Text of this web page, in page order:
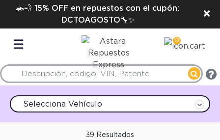
🚗💨 15% OFF en repuestos con el cupón:
DCTOAGOSTO🔧✨
×
☰ 0
Selecciona Vehículo
39 Resultados